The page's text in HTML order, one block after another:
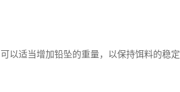
以适当增加铅坠的重量，以保持饵料的稳定